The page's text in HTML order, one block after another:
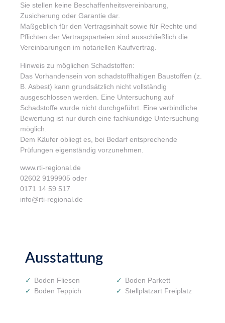
Sie stellen keine Beschaffenheitsvereinbarung,
Zusicherung oder Garantie dar.
Maßgeblich für den Vertragsinhalt sowie für Rechte und
Pflichten der Vertragsparteien sind ausschließlich die
Vereinbarungen im notariellen Kaufvertrag.
Hinweis zu möglichen Schadstoffen:
Das Vorhandensein von schadstoffhaltigen Baustoffen (z.
B. Asbest) kann grundsätzlich nicht vollständig
ausgeschlossen werden. Eine Untersuchung auf
Schadstoffe wurde nicht durchgeführt. Eine verbindliche
Bewertung ist nur durch eine fachkundige Untersuchung
möglich.
Dem Käufer obliegt es, bei Bedarf entsprechende
Prüfungen eigenständig vorzunehmen.
www.rti-regional.de
02602 9199905 oder
0171 14 59 517
info@rti-regional.de
Ausstattung
Boden Fliesen
Boden Teppich
Boden Parkett
Stellplatzart Freiplatz